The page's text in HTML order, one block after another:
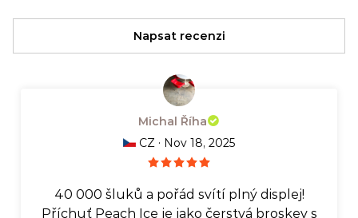
Napsat recenzi
Michal Říha
CZ · Nov 18, 2025
40 000 šluků a pořád svítí plný displej!
Příchuť Peach Ice je jako čerstvá broskev s